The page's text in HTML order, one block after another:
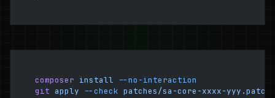
composer install --no-interaction
git apply --check patches/sa-core-xxxx-yyy.patch